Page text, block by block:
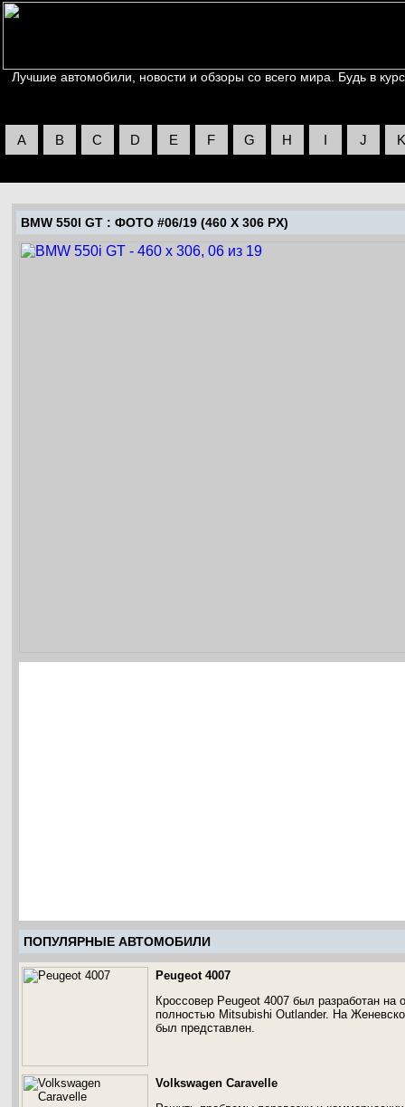
Лучшие автомобили, новости и обзоры со всего мира. Будь в
A B C D E F G H I J K
BMW 550I GT : ФОТО #06/19 (460 X 306 PX)
ПОПУЛЯРНЫЕ АВТОМОБИЛИ
Peugeot 4007
Кроссовер Peugeot 4007 был разработан на
полностью Mitsubishi Outlander. На
был представлен.
Volkswagen Caravelle